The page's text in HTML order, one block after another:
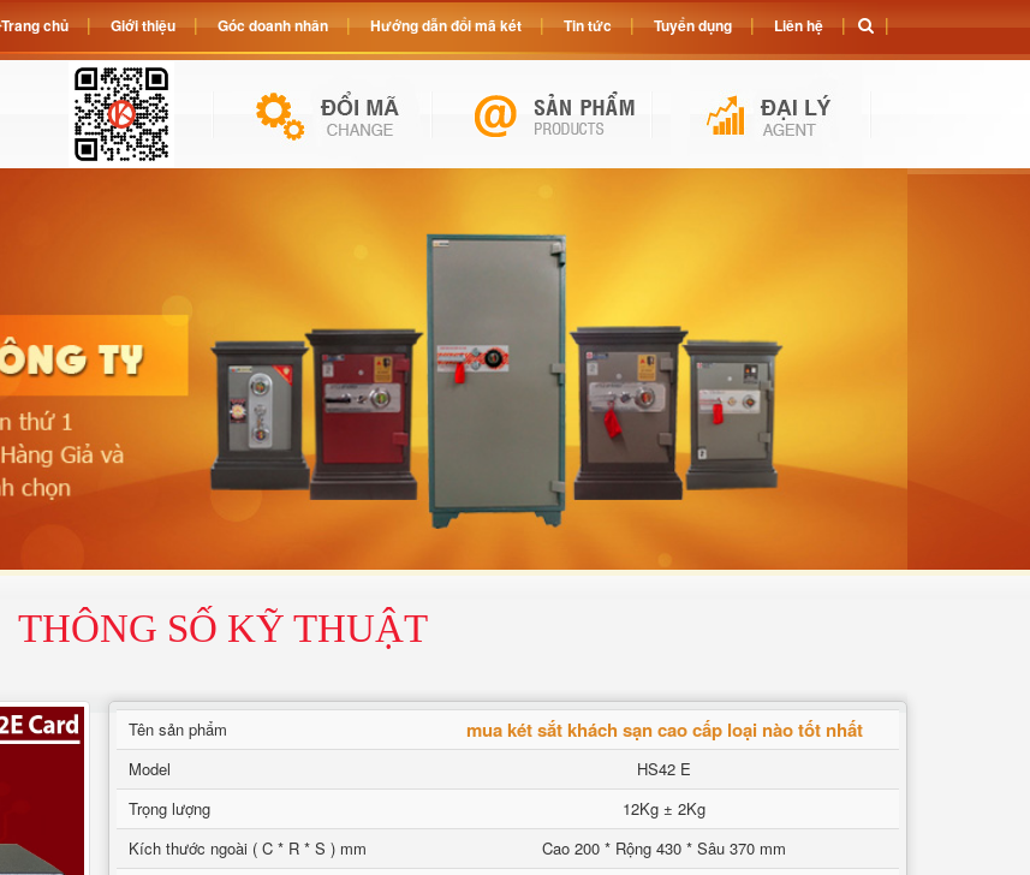
THÔNG SỐ KỸ THUẬT
Tên sản phẩm mua két sắt khách sạn cao cấp loại nào tốt nhất
Model
HS42 E
Trọng lượng
12Kg ± 2Kg
Kích thước ngoài ( C * R * S ) mm
Cao 200 * Rộng 430 * Sâu 370 mm
Trang chủ Giới thiệu Góc doanh nhân Hướng dẫn đổi mã két Tin tức Tuyển dụng Liên hệ